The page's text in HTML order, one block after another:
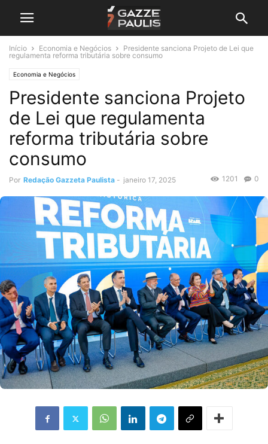
Início Economia e Negócios
Presidente sanciona Projeto de Lei que
regulamenta reforma tributária sobre consumo
Economia e Negócios
Presidente sanciona Projeto
de Lei que regulamenta
reforma tributária sobre
consumo
Por Redação Gazzeta Paulista - janeiro 17, 2025 0
1201